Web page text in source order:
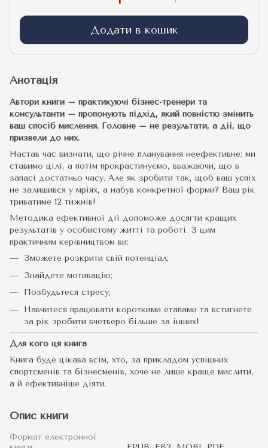
Додати в кошик
Анотація
Автори книги – практикуючі бізнес-тренери та
консультанти – пропонують підхід, який повністю змінить
ваш спосіб мислення. Головне – не результати, а дії, що
призвели до них.
Настав час визнати, що річне планування неефективне: ми
ставимо цілі, а потім прокрастинуємо, вважаючи, що в
запасі достатньо часу. Але як зробити так, щоб ваш успіх
не залишився у мріях, а набув конкретної форми? Ваш рік
триватиме 12 тижнів!
Методика ефективної дії допоможе досягти кращих
результатів у особистому житті та роботі. З цим
практичним керівництвом ви:
Зможете розкрити свій потенціал;
Знайдете мотивацію;
Позбудьтеся стресу;
Навчитеся працювати короткими етапами та встигнете
за рік зробити вчетверо більше за інших!
Для кого ця книга
Книга буде цікава всім, хто, за прикладом успішних
спортсменів та бізнесменів, хоче не лише краще мислити,
а й ефективніше діяти.
Опис книги
Формат електронної